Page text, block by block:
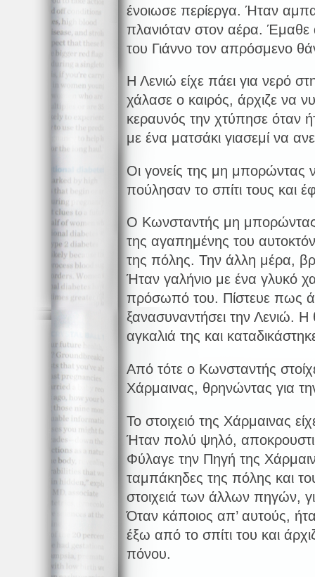
ένοιωσε περίεργα. Ήταν
πλανιόταν στον αέρα. Έμαθε
του Γιάννο τον απρόσμενο
Η Λενιώ είχε πάει για νερό
χάλασε ο καιρός, άρχιζε να
κεραυνός την χτύπησε όταν
με ένα ματσάκι γιασεμί να
Οι γονείς της μη μπορώντας
πούλησαν το σπίτι τους και
Ο Κωνσταντής μη μπορώντας
της αγαπημένης του
της πόλης. Την άλλη μέρα,
Ήταν γαλήνιο με ένα γλυκό
πρόσωπό του. Πίστευε πως
ξανασυναντήσει την Λενιώ. Η
αγκαλιά της και
Από τότε ο Κωνσταντής
Χάρμαινας, θρηνώντας για
Το στοιχειό της Χάρμαινας
Ήταν πολύ ψηλό,
Φύλαγε την Πηγή της
ταμπάκηδες της πόλης και
στοιχειά των άλλων πηγών,
Όταν κάποιος απ’ αυτούς,
έξω από το σπίτι του και
πόνου.